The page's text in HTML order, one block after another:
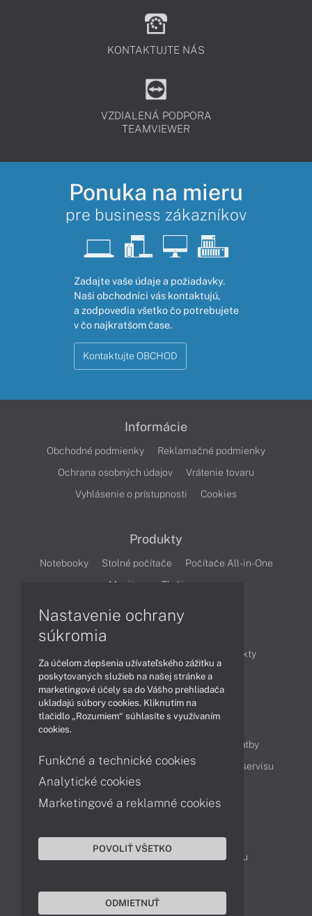
KONTAKTUJTE NÁS
VZDIALENÁ PODPORA
TEAMVIEWER
Ponuka na mieru
pre business zákazníkov
Zadajte vaše údaje a požiadavky.
Naši obchodníci vás kontaktujú,
a zodpovedia všetko čo potrebujete
v čo najkratšom čase.
Kontaktujte OBCHOD
Informácie
Obchodné podmienky
Reklamačné podmienky
Ochrana osobných údajov
Vrátenie tovaru
Vyhlásenie o prístupnosti
Cookies
Produkty
Notebooky Stolné počítače
Počítače All-in-One
Monitory
Tlačiarne
Produkty
Technológie
Videá
Obsah
Možnosti doručenia a platby
Podpora a servis
Servisné služby Cenník servisu
Kontakty
043 4224 771
Obchodné oddelenie
Reklamácia tovaru
Nastavenie ochrany
súkromia
Za účelom zlepšenia užívateľského zážitku a
poskytovaných služieb na našej stránke a
marketingové účely sa do Vášho prehliadača
ukladajú súbory cookies. Kliknutím na
tlačidlo „Rozumiem“ súhlasíte s využívaním
cookies.
Funkčné a technické cookies
Analytické cookies
Marketingové a reklamné cookies
POVOLIŤ VŠETKO
ODMIETNUŤ